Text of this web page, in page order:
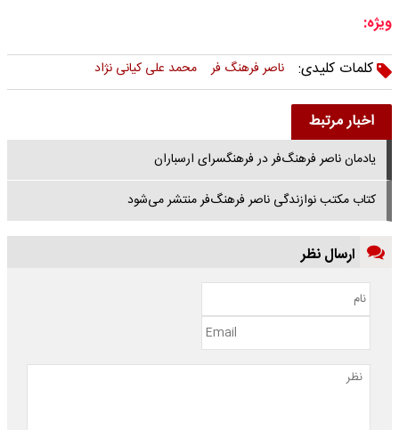
ویژه:
کلمات کلیدی:
ناصر فرهنگ فر محمد علی کیانی نژاد
اخبار مرتبط
یادمان ناصر فرهنگ‌‌فر در فرهنگسرای ارسباران
کتاب مکتب نوازندگی ناصر فرهنگ‌فر منتشر می‌شود
ارسال نظر